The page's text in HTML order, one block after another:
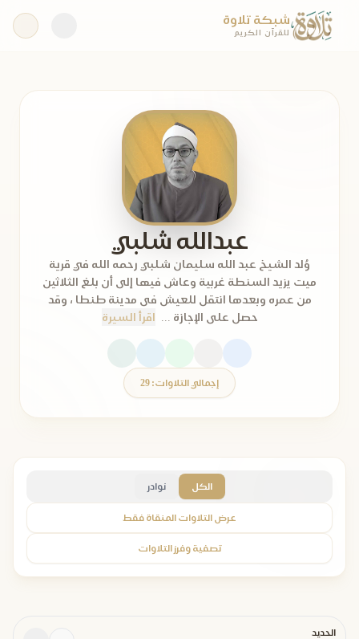
شبكة تلاوة
للقرآن الكريم
عبدالله شلبي
وُلد الشيخ عبد الله سليمان شلبي رحمه الله في قرية
ميت يزيد السنطة غربية وعاش فيها إلى أن بلغ الثلاثين
من عمره وبعدها انتقل للعيش فى مدينة طنطا ، وقد
حصل على الإجازة ...
اقرأ السيرة
إجمالي التلاوات: 29
الكل نوادر
عرض التلاوات المنقاة فقط
تصفية وفرز التلاوات
الحديد